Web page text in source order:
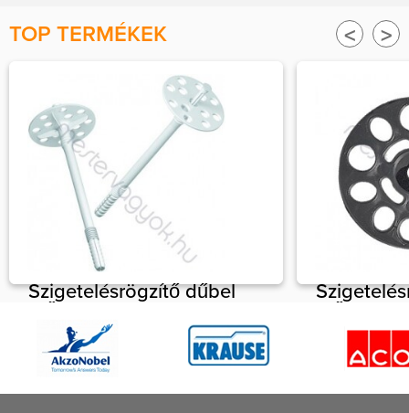
< >
TOP TERMÉKEK
Szigetelésrögzítő dűbel
műanyag szeggel,
homlokzati szigeteléshez
33 Ft